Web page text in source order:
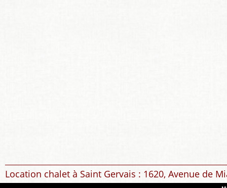
Location chalet à Saint Gervais : 1620, Avenue de